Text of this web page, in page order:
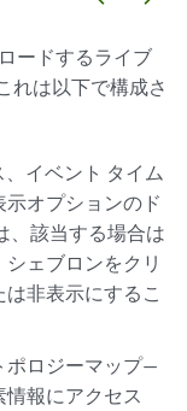
ードするライブ
れは以下で構成さ
イベント タイム
オプションのド
、該当する場合は
ェブロンをクリ
非表示にするこ
ポロジーマップ—
情報にアクセス